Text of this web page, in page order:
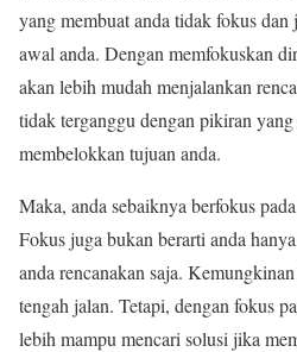
yang membuat anda tidak fokus dan
awal anda. Dengan memfokuskan
akan lebih mudah menjalankan
tidak terganggu dengan pikiran
membelokkan tujuan anda.
Maka, anda sebaiknya berfokus
Fokus juga bukan berarti anda
anda rencanakan saja.
tengah jalan. Tetapi, dengan fokus
lebih mampu mencari solusi jika